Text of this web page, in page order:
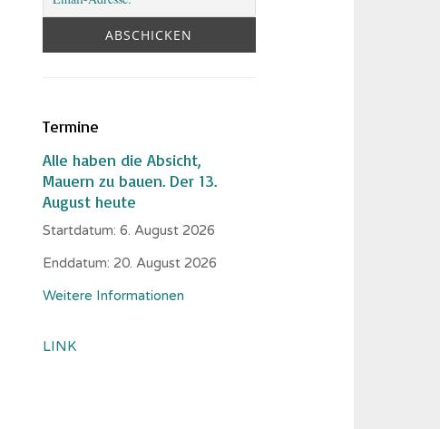
Termine
Alle haben die Absicht,
Mauern zu bauen. Der 13.
August heute
Startdatum:6. August 2026
Enddatum: 20. August 2026
Weitere Informationen
LINK